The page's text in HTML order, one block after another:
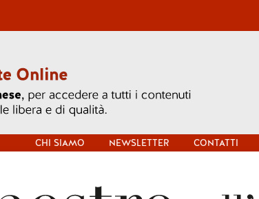
CHI SIAMO NEWSLETTER CONTATTI